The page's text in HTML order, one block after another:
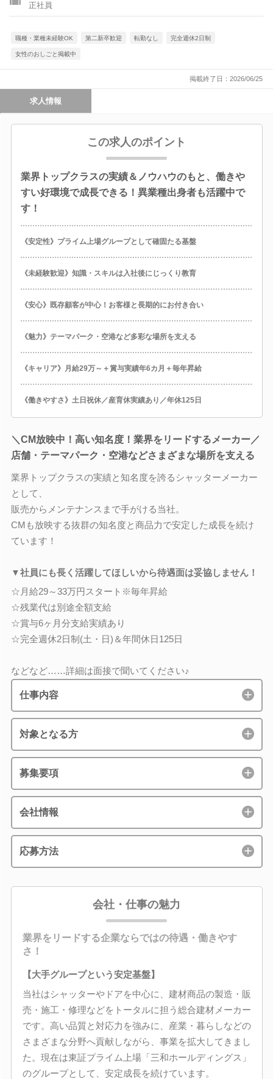
正社員
職種・業種未経験OK 第二新卒歓迎 転勤なし 完全週休2日制
女性のおしごと掲載中
掲載終了日：2026/06/25
求人情報
この求人のポイント
業界トップクラスの実績＆ノウハウのもと、働きや
すい好環境で成長できる！異業種出身者も活躍中で
す！
《安定性》プライム上場グループとして確固たる基盤
《未経験歓迎》知識・スキルは入社後にじっくり教育
《安心》既存顧客が中心！お客様と長期的にお付き合い
《魅力》テーマパーク・空港など多彩な場所を支える
《キャリア》月給29万～＋賞与実績年6カ月＋毎年昇給
《働きやすさ》土日祝休／産育休実績あり／年休125日
＼CM放映中！高い知名度！業界をリードするメーカー／
店舗・テーマパーク・空港などさまざまな場所を支える
業界トップクラスの実績と知名度を誇るシャッターメーカー
として、
販売からメンテナンスまで手がける当社。
CMも放映する抜群の知名度と商品力で安定した成長を続け
ています！
▼社員にも長く活躍してほしいから待遇面は妥協しません！
☆月給29～33万円スタート※毎年昇給
☆残業代は別途全額支給
☆賞与6ヶ月分支給実績あり
☆完全週休2日制(土・日)＆年間休日125日
などなど……詳細は面接で聞いてください♪
仕事内容
対象となる方
募集要項
会社情報
応募方法
会社・仕事の魅力
業界をリードする企業ならではの待遇・働きやす
さ！
【大手グループという安定基盤】
当社はシャッターやドアを中心に、建材商品の製造・販
売・施工・修理などをトータルに担う総合建材メーカー
です。高い品質と対応力を強みに、産業・暮らしなどの
さまざまな分野へ貢献しながら、事業を拡大してきまし
た。現在は東証プライム上場「三和ホールディングス」
のグループとして、安定成長を続けています。